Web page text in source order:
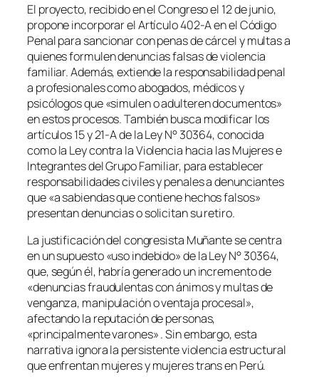
El proyecto, recibido en el Congreso el 12 de junio,
propone incorporar el Artículo 402-A en el Código
Penal para sancionar con penas de cárcel y multas a
quienes formulen denuncias falsas de violencia
familiar. Además, extiende la responsabilidad penal
a profesionales como abogados, médicos y
psicólogos que «simulen o adulteren documentos»
en estos procesos. También busca modificar los
artículos 15 y 21-A de la Ley N° 30364, conocida
como la Ley contra la Violencia hacia las Mujeres e
Integrantes del Grupo Familiar, para establecer
responsabilidades civiles y penales a denunciantes
que «a sabiendas que contiene hechos falsos»
presentan denuncias o solicitan su retiro.
La justificación del congresista Muñante se centra
en un supuesto «uso indebido» de la Ley N° 30364,
que, según él, habría generado un incremento de
«denuncias fraudulentas con ánimos y multas de
venganza, manipulación o ventaja procesal»,
afectando la reputación de personas,
«principalmente varones» . Sin embargo, esta
narrativa ignora la persistente violencia estructural
que enfrentan mujeres y mujeres trans en Perú.